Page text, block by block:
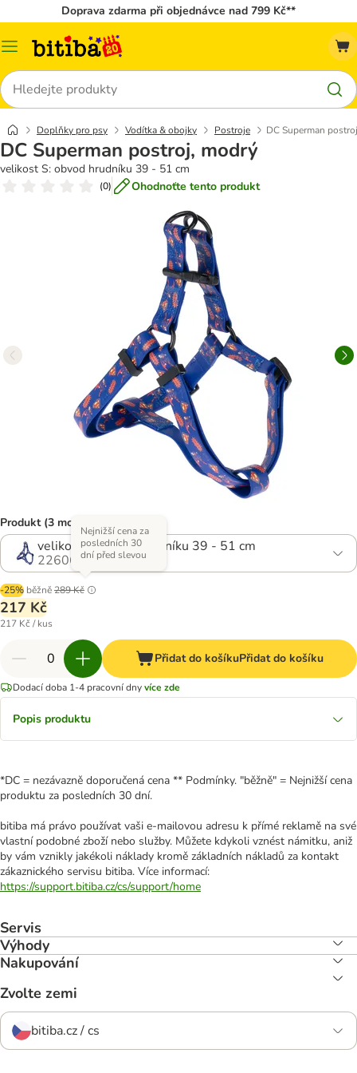
Doprava zdarma při objednávce nad 799 Kč**
Kategorie
Hledat
Doplňky pro psy Vodítka & obojky Postroje DC Superman
DC Superman postroj, modrý
velikost S: obvod hrudníku 39 - 51 cm
(0) Ohodnoťte tento produkt
Produkt (3 možností)
velikost S: obvod hrudníku 39 - 51 cm
2260683.1
-25% běžně289 Kč
Nejnižší cena za
posledních 30
dní před slevou
217 Kč
217 Kč / kus
Přidat do košíkuPřidat do košíku
Dodací doba 1-4 pracovní dnyvíce zde
Popis produktu
*DC = nezávazně doporučená cena ** Podmínky. "běžně" = Nejnižší cena
produktu za posledních 30 dní.
bitiba má právo používat vaši e-mailovou adresu k přímé reklamě na své
vlastní podobné zboží nebo služby. Můžete kdykoli vznést námitku, aniž
by vám vznikly jakékoli náklady kromě základních nákladů za kontakt
zákaznického servisu bitiba. Více informací:
https://support.bitiba.cz/cs/support/home
Servis
Výhody
Nakupování
Zvolte zemi
bitiba.cz / cs